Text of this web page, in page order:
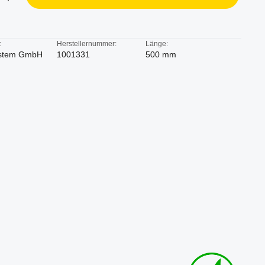
GmbH
Herstellernummer:
1001331
Länge:
500 mm